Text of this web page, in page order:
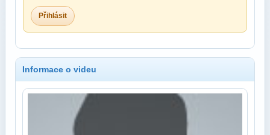
Přihlásit
Informace o videu